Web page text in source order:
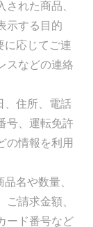
れた商品、
示する目的
に応じてご連
スなどの連絡
、住所、電話
号、運転免許
の情報を利用
名や数量、
請求金額、
ード番号など